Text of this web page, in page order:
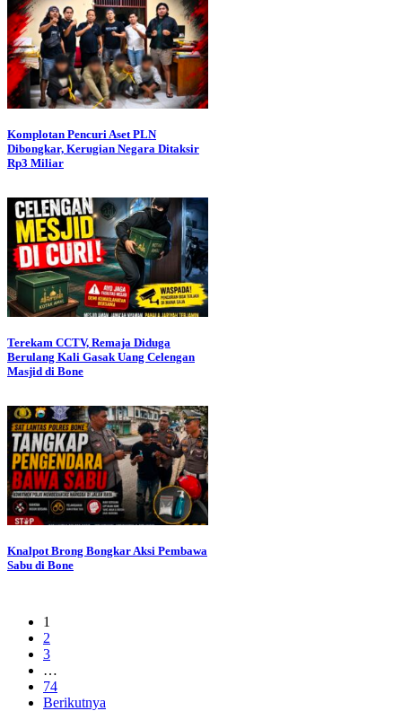
Komplotan Pencuri Aset PLN
Dibongkar, Kerugian Negara Ditaksir
Rp3 Miliar
Terekam CCTV, Remaja Diduga
Berulang Kali Gasak Uang Celengan
Masjid di Bone
Knalpot Brong Bongkar Aksi Pembawa
Sabu di Bone
1
2
3
…
74
Berikutnya